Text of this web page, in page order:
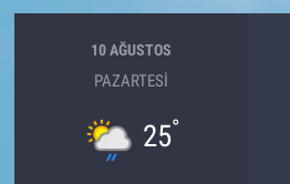
10 AĞUSTOS
PAZARTESI
25°